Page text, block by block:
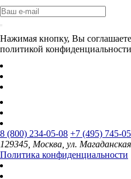
Нажимая кнопку, Вы
политикой конфиденциальности
8 (800) 234-05-08 +7 (495) 745-
129345, Москва, ул.
Политика конфиденциальности